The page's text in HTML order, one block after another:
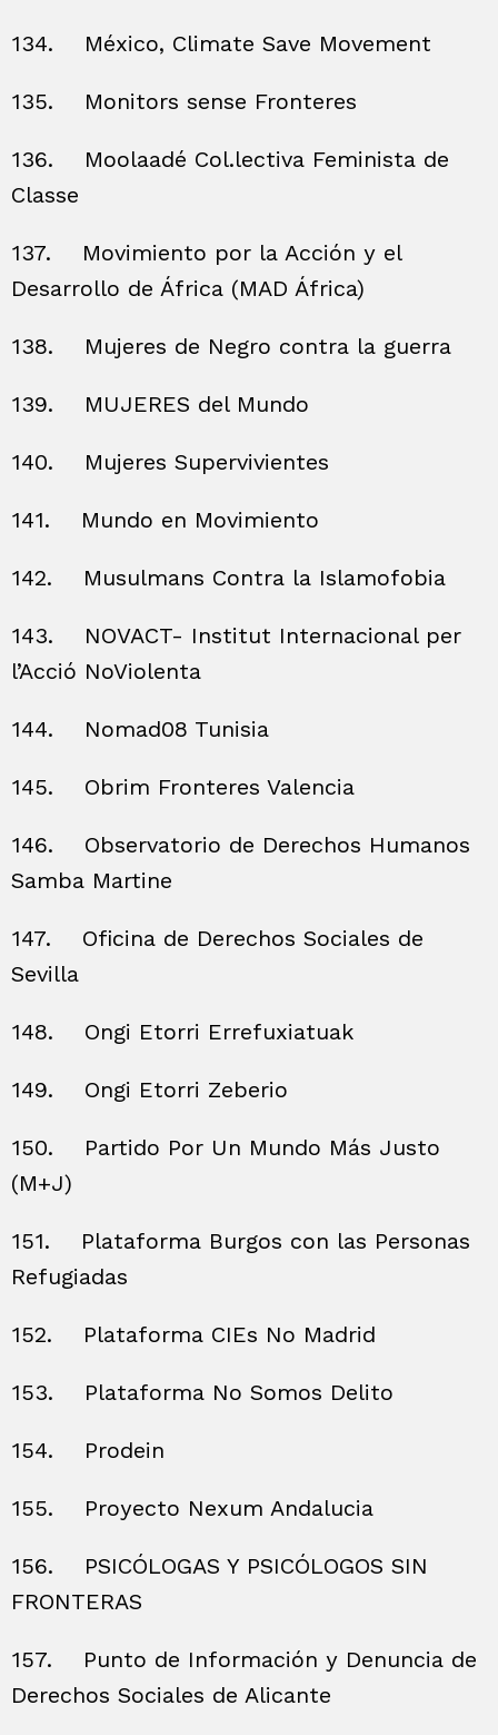
134. México, Climate Save Movement
135. Monitors sense Fronteres
136.
Moolaadé Col.lectiva Feminista de
Classe
137.
Movimiento por la Acción y el
Desarrollo de África (MAD África)
138. Mujeres de Negro contra la guerra
139. MUJERES del Mundo
140. Mujeres Supervivientes
141. Mundo en Movimiento
142. Musulmans Contra la Islamofobia
143.
NOVACT- Institut Internacional per
l’Acció NoViolenta
144. Nomad08 Tunisia
145. Obrim Fronteres Valencia
146.
Observatorio de Derechos Humanos
Samba Martine
147.
Oficina de Derechos Sociales de
Sevilla
148. Ongi Etorri Errefuxiatuak
149. Ongi Etorri Zeberio
150.
Partido Por Un Mundo Más Justo
(M+J)
151.
Plataforma Burgos con las Personas
Refugiadas
152. Plataforma CIEs No Madrid
153. Plataforma No Somos Delito
154. Prodein
155. Proyecto Nexum Andalucia
156.
PSICÓLOGAS Y PSICÓLOGOS SIN
FRONTERAS
157.
Punto de Información y Denuncia de
Derechos Sociales de Alicante